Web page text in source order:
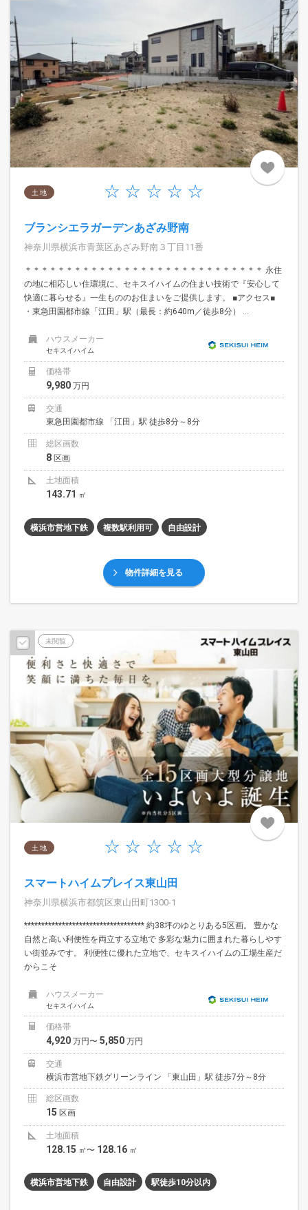
土 地
ブランシエラガーデンあざみ野南
神奈川県横浜市青葉区あざみ野南３丁目11番
＊＊＊＊＊＊＊＊＊＊＊＊＊＊＊＊＊＊＊＊＊＊＊＊＊＊＊＊＊ 永住
の地に相応しい住環境に、セキスイハイムの住まい技術で『安心して
快適に暮らせる』一生もののお住まいをご提供します。 ■アクセス■
・東急田園都市線「江田」駅（最長：約640m／徒歩8分） ...
ハウスメーカー
セキスイハイム
価格帯
9,980 万円
交通
東急田園都市線 「江田」駅 徒歩8分～8分
総区画数
8 区画
土地面積
143.71 ㎡
横浜市営地下鉄 複数駅利用可 自由設計
物件詳細を見る
未閲覧
土 地
スマートハイムプレイス東山田
神奈川県横浜市都筑区東山田町1300-1
*********************************** 約38坪のゆとりある5区画。 豊かな
自然と高い利便性を両立する立地で 多彩な魅力に囲まれた暮らしやす
い街並みです。 利便性に優れた立地で、セキスイハイムの工場生産だ
からこそ
ハウスメーカー
セキスイハイム
価格帯
4,920 万円〜 5,850 万円
交通
横浜市営地下鉄グリーンライン 「東山田」駅 徒歩7分～8分
総区画数
15 区画
土地面積
128.15 ㎡〜 128.16 ㎡
横浜市営地下鉄 自由設計 駅徒歩10分以内